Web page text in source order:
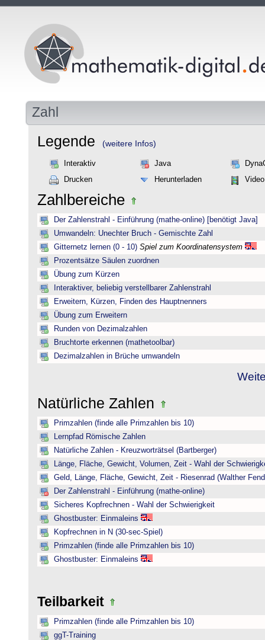
Zahl
Legende (weitere Infos)
Interaktiv Java
Drucken
Herunterladen Video
Zahlbereiche
Der Zahlenstrahl - Einführung (mathe-online) [benötigt Java]
Umwandeln: Unechter Bruch - Gemischte Zahl
Gitternetz lernen (0 - 10) Spiel zum Koordinatensystem
Prozentsätze Säulen zuordnen
Übung zum Kürzen
Interaktiver, beliebig verstellbarer Zahlenstrahl
Erweitern, Kürzen, Finden des Hauptnenners
Übung zum Erweitern
Runden von Dezimalzahlen
Bruchtorte erkennen (mathetoolbar)
Dezimalzahlen in Brüche umwandeln
Natürliche Zahlen
Primzahlen (finde alle Primzahlen bis 10)
Lernpfad Römische Zahlen
Natürliche Zahlen - Kreuzworträtsel (Bartberger)
Länge, Fläche, Gewicht, Volumen, Zeit - Wahl der
Geld, Länge, Fläche, Gewicht, Zeit - Riesenrad (Walther
Der Zahlenstrahl - Einführung (mathe-online)
Sicheres Kopfrechnen - Wahl der Schwierigkeit
Ghostbuster: Einmaleins
Kopfrechnen in N (30-sec-Spiel)
Primzahlen (finde alle Primzahlen bis 10)
Ghostbuster: Einmaleins
Teilbarkeit
Primzahlen (finde alle Primzahlen bis 10)
ggT-Training